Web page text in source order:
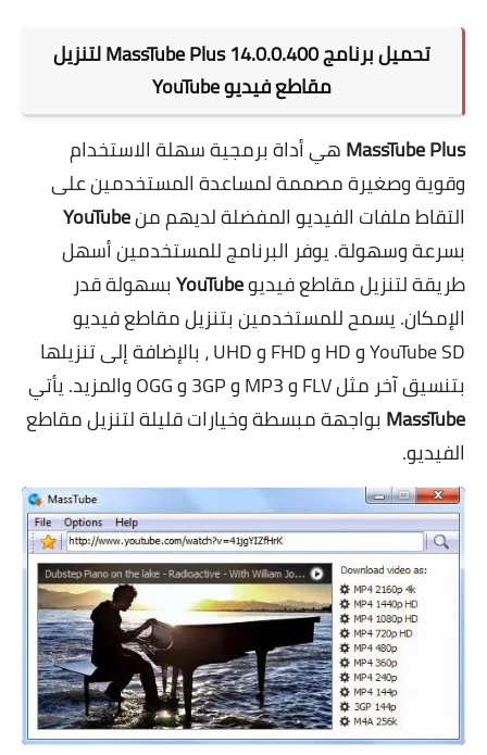
برامج إدارة الملفات
تحميل برنامج MassTube Plus 14.0.0.400
لتنزيل
مقاطع فيديو YouTube
MassTube Plusهي أداة برمجية سهلة الاستخدام
وقوية وصغيرة مصممة لمساعدة المستخدمين على
التقاط ملفات الفيديو المفضلة لديهم منYouTube
بسرعة وسهولة. يوفر البرنامج للمستخدمين أسهل
طريقة لتنزيل مقاطع فيديوYouTubeبسهولة قدر
الإمكان. يسمح للمستخدمين بتنزيل مقاطع فيديو
YouTube SD و HD و FHD و UHD ، بالإضافة إلى تنزيلها
بتنسيق آخر مثل FLV و MP3 و 3GP و OGG والمزيد. يأتي
MassTube بواجهة مبسطة وخيارات قليلة لتنزيل مقاطع
الفيديو.